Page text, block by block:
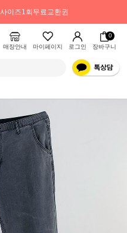
사이즈1회무료교환권
매장안내 마이페이지 로그인
0
장바구니